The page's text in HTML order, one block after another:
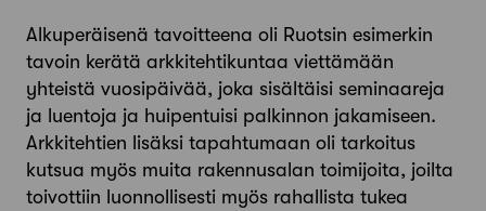
Alkuperäisenä tavoitteena oli Ruotsin esimerkin
tavoin kerätä arkkitehtikuntaa viettämään
yhteistä vuosipäivää, joka sisältäisi seminaareja
ja luentoja ja huipentuisi palkinnon jakamiseen.
Arkkitehtien lisäksi tapahtumaan oli tarkoitus
kutsua myös muita rakennusalan toimijoita, joilta
toivottiin luonnollisesti myös rahallista tukea